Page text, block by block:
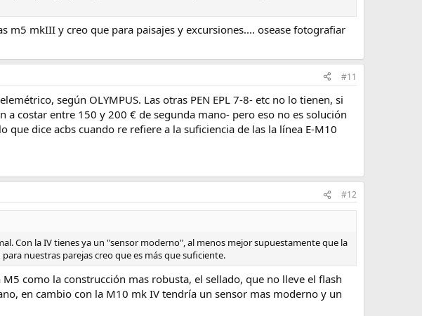
m5 mkIII y creo que para paisajes y excursiones.... osease fotografiar
#11
según OLYMPUS. Las otras PEN EPL 7-8- etc no lo tienen, si
costar entre 150 y 200 € de segunda mano- pero eso no es solución
que dice acbs cuando re refiere a la suficiencia de las la línea E-M10
#12
Con la IV tienes ya un "sensor moderno", al menos mejor supuestamente que la
nuestras parejas creo que es más que suficiente.
como la construcción mas robusta, el sellado, que no lleve el flash
en cambio con la M10 mk IV tendría un sensor mas moderno y un